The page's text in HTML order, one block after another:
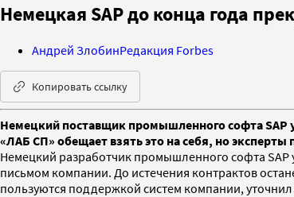
Немецкая SAP до конца года
Андрей ЗлобинРедакция Forbes
Копировать ссылку
Немецкий поставщик промышленного софта SAP
«ЛАБ СП» обещает взять это на себя, но
Немецкий разработчик промышленного софта SAP
письмом компании. До истечения контрактов
пользуются поддержкой систем компании,